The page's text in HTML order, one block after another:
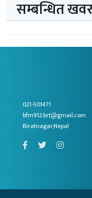
सम्बन्धित
021-501471
bfm912.brt@gmail.com
Biratnagar,Nepal